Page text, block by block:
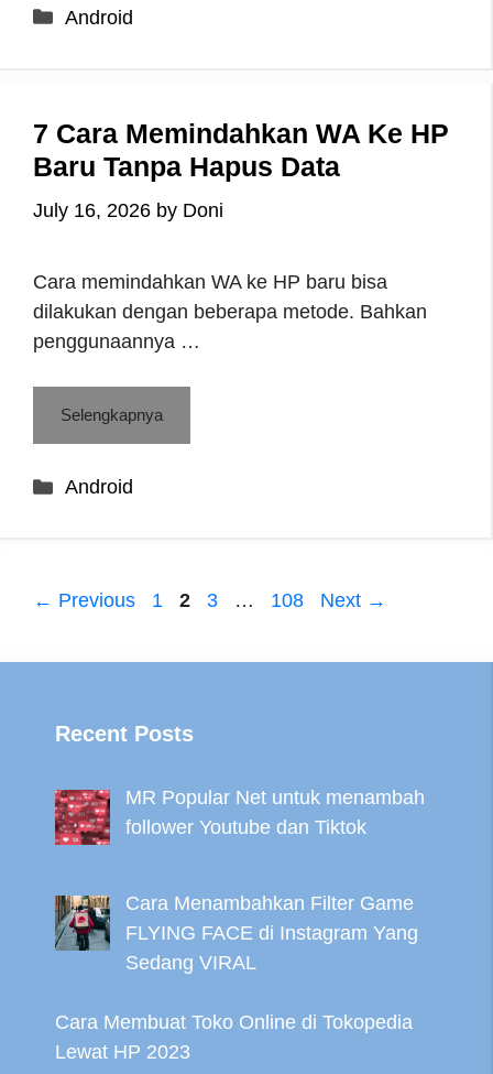
Categories
Android
7 Cara Memindahkan WA Ke HP
Baru Tanpa Hapus Data
July 16, 2026 by Doni
Cara memindahkan WA ke HP baru bisa
dilakukan dengan beberapa metode. Bahkan
penggunaannya …
Selengkapnya
Categories
Android
← Previous Page
1 Page
2 Page
3 … Page
108 Next →
Recent Posts
MR Popular Net untuk menambah
follower Youtube dan Tiktok
Cara Menambahkan Filter Game
FLYING FACE di Instagram Yang
Sedang VIRAL
Cara Membuat Toko Online di Tokopedia
Lewat HP 2023